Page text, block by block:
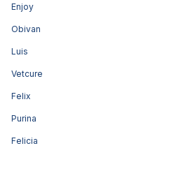
Enjoy
Obivan
Luis
Vetcure
Felix
Purina
Felicia